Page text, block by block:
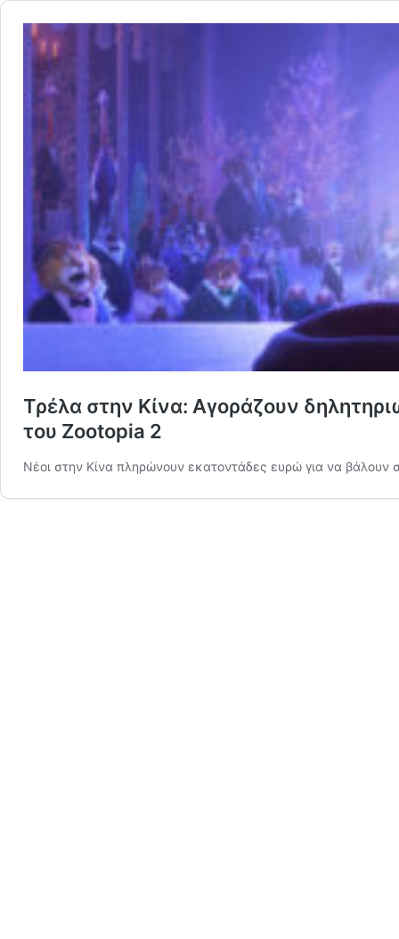
Τρέλα στην Κίνα: Αγοράζουν
του Zootopia 2
Νέοι στην Κίνα πληρώνουν εκατοντάδες ευρώ για να βάλουν